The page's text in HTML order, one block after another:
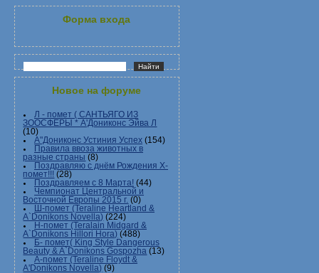
Форма входа
Новое на форуме
Л - помет ( САНТЬЯГО ИЗ
ЗООСФЕРЫ * А'Дониконс Эйва Л
(10)
А"Дониконс Устиния Успех (154)
Правила ввоза животных в
разные страны (8)
Поздравляю с днём Рождения Х-
помет!!! (28)
Поздравляем с 8 Марта! (44)
Чемпионат Центральной и
Восточной Европы 2015 г. (0)
Ш-помет (Teraline Heartland &
A`Donikons Novella) (224)
Н-помет (Teralain Midgard &
A`Donikons Hillori Hora) (488)
Б- помет( King Style Dangerous
Beauty & A`Donikons Gospozha (13)
А-помет (Teraline Floydt &
A'Donikons Novella) (9)